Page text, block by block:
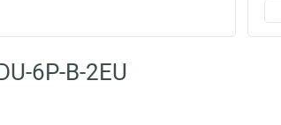
6P-B-2EU